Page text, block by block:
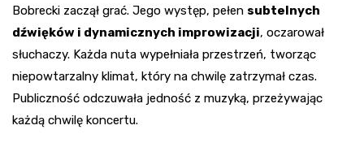
Bobrecki zaczął grać. Jego występ, pełen subtelnych
dźwięków i dynamicznych improwizacji, oczarował
słuchaczy. Każda nuta wypełniała przestrzeń, tworząc
niepowtarzalny klimat, który na chwilę zatrzymał czas.
Publiczność odczuwała jedność z muzyką, przeżywając
każdą chwilę koncertu.